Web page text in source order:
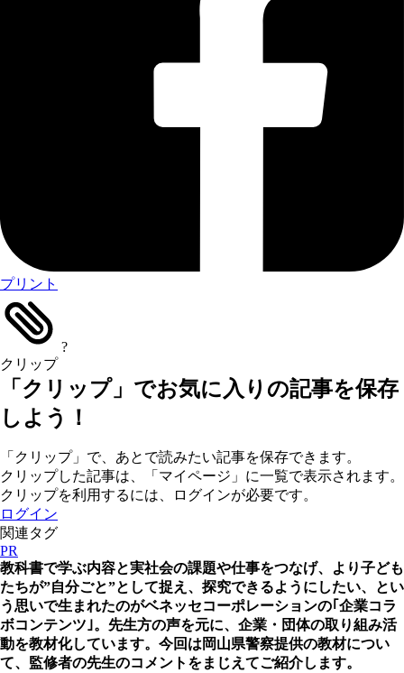
プリント
クリップ
?
「クリップ」でお気に入りの記事を保存
しよう！
「クリップ」で、あとで読みたい記事を保存できます。
クリップした記事は、「マイページ」に一覧で表示されます。
クリップを利用するには、ログインが必要です。
ログイン
関連タグ
PR
教科書で学ぶ内容と実社会の課題や仕事をつなげ、より子ども
たちが”自分ごと”として捉え、探究できるようにしたい、とい
う思いで生まれたのがベネッセコーポレーションの｢企業コラ
ボコンテンツ｣。先生方の声を元に、企業・団体の取り組み活
動を教材化しています。今回は岡山県警察提供の教材につい
て、監修者の先生のコメントをまじえてご紹介します。